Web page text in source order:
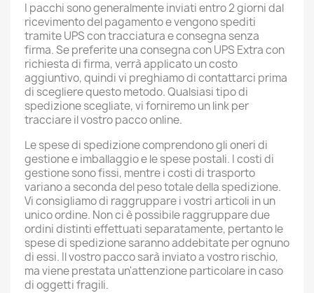
I pacchi sono generalmente inviati entro 2 giorni dal
ricevimento del pagamento e vengono spediti
tramite UPS con tracciatura e consegna senza
firma. Se preferite una consegna con UPS Extra con
richiesta di firma, verrà applicato un costo
aggiuntivo, quindi vi preghiamo di contattarci prima
di scegliere questo metodo. Qualsiasi tipo di
spedizione scegliate, vi forniremo un link per
tracciare il vostro pacco online.
Le spese di spedizione comprendono gli oneri di
gestione e imballaggio e le spese postali. I costi di
gestione sono fissi, mentre i costi di trasporto
variano a seconda del peso totale della spedizione.
Vi consigliamo di raggruppare i vostri articoli in un
unico ordine. Non ci è possibile raggruppare due
ordini distinti effettuati separatamente, pertanto le
spese di spedizione saranno addebitate per ognuno
di essi. Il vostro pacco sarà inviato a vostro rischio,
ma viene prestata un'attenzione particolare in caso
di oggetti fragili.